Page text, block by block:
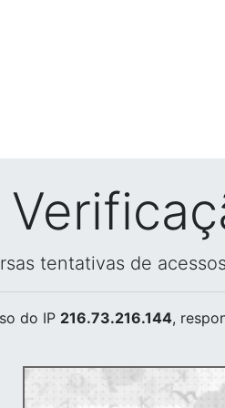
tentativas de
do IP 216.73.216.144,